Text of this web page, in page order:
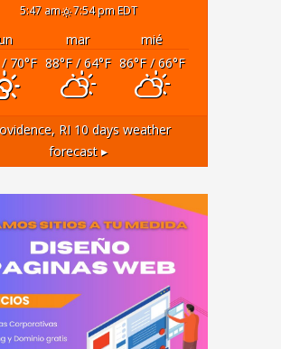
5:47 am 7:54 pm EDT
mar
mié
70°F 88°F/ 64°F 86°F/ 66°F
RI10 days weather
forecast ▸